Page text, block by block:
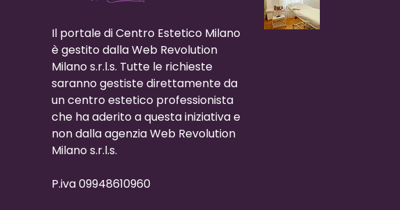
Il portale di Centro Estetico Milano
è gestito dalla Web Revolution
Milano s.r.l.s. Tutte le richieste
saranno gestiste direttamente da
un centro estetico professionista
che ha aderito a questa iniziativa e
non dalla agenzia Web Revolution
Milano s.r.l.s.
P.iva 09948610960